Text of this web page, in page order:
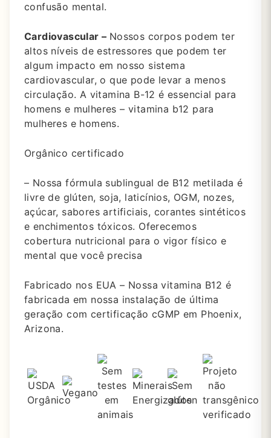
confusão mental.
Cardiovascular – Nossos corpos podem ter
altos níveis de estressores que podem ter
algum impacto em nosso sistema
cardiovascular, o que pode levar a menos
circulação. A vitamina B-12 é essencial para
homens e mulheres – vitamina b12 para
mulheres e homens.
Orgânico certificado
– Nossa fórmula sublingual de B12 metilada é
livre de glúten, soja, laticínios, OGM, nozes,
açúcar, sabores artificiais, corantes sintéticos
e enchimentos tóxicos. Oferecemos
cobertura nutricional para o vigor físico e
mental que você precisa
Fabricado nos EUA – Nossa vitamina B12 é
fabricada em nossa instalação de última
geração com certificação cGMP em Phoenix,
Arizona.